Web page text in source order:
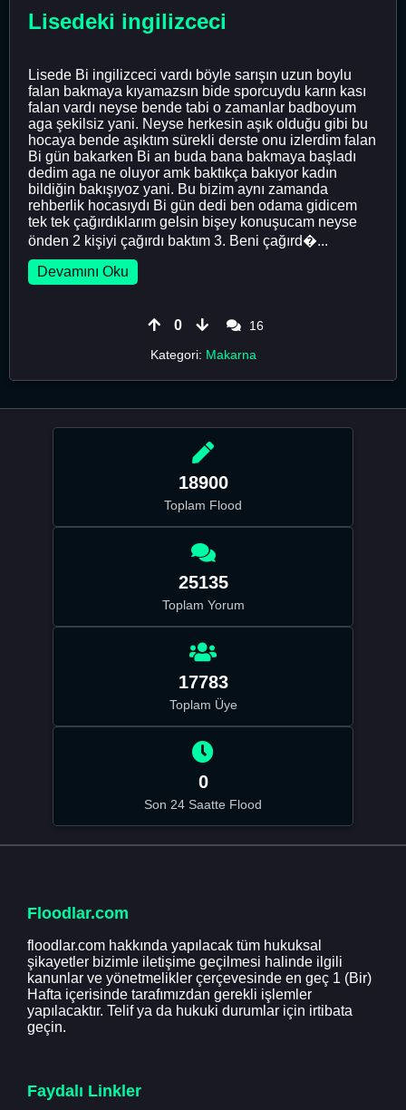
Lisedeki ingilizceci
Lisede Bi ingilizceci vardı böyle sarışın uzun boylu
falan bakmaya kıyamazsın bide sporcuydu karın kası
falan vardı neyse bende tabi o zamanlar badboyum
aga şekilsiz yani. Neyse herkesin aşık olduğu gibi bu
hocaya bende aşıktım sürekli derste onu izlerdim falan
Bi gün bakarken Bi an buda bana bakmaya başladı
dedim aga ne oluyor amk baktıkça bakıyor kadın
bildiğin bakışıyoz yani. Bu bizim aynı zamanda
rehberlik hocasıydı Bi gün dedi ben odama gidicem
tek tek çağırdıklarım gelsin bişey konuşucam neyse
önden 2 kişiyi çağırdı baktım 3. Beni çağırd�...
Devamını Oku
0
16
Kategori: Makarna
18900
Toplam Flood
25135
Toplam Yorum
17783
Toplam Üye
0
Son 24 Saatte Flood
Floodlar.com
floodlar.com hakkında yapılacak tüm hukuksal
şikayetler bizimle iletişime geçilmesi halinde ilgili
kanunlar ve yönetmelikler çerçevesinde en geç 1 (Bir)
Hafta içerisinde tarafımızdan gerekli işlemler
yapılacaktır. Telif ya da hukuki durumlar için irtibata
geçin.
Faydalı Linkler